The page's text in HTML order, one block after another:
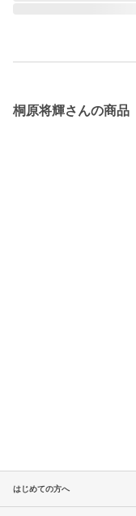
桐原将輝さんの商品
はじめての方へ